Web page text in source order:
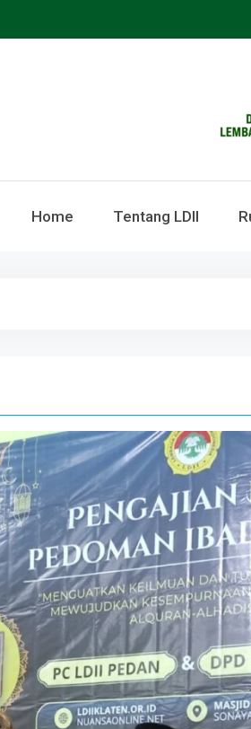
LDII
Home Tentang LDII